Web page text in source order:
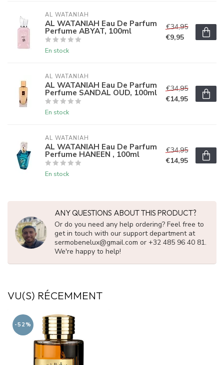
AL WATANIAH
AL WATANIAH Eau De Parfum
Perfume ABYAT, 100ml
En stock
€34,95
€9,95
AL WATANIAH
AL WATANIAH Eau De Parfum
Perfume SANDAL OUD, 100ml
En stock
€34,95
€14,95
AL WATANIAH
AL WATANIAH Eau De Parfum
Perfume HANEEN , 100ml
En stock
€34,95
€14,95
ANY QUESTIONS ABOUT THIS PRODUCT?
Or do you need any help ordering? Feel free to
get in touch with our support department at
sermobenelux@gmail.com or +32 485 96 40 81.
We're happy to help!
VU(S) RÉCEMMENT
-52%